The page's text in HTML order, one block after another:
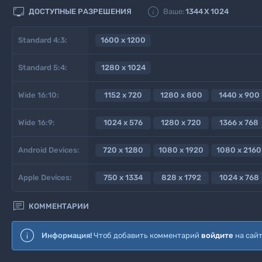
 ДОСТУПНЫЕ РАЗРЕШЕНИЯ  Ваше:1344X1024
Standard 4:3: 1600 x 1200
Standard 5:4: 1280 x 1024
Wide 16:10: 1152 x 720 1280 x 800 1440 x 900
Wide 16:9: 1024 x 576 1280 x 720 1366 x 768
Android Devices: 720 x 1280 1080 x 1920 1080 x 2160
Apple Devices: 750 x 1334 828 x 1792 1024 x 768
 КОММЕНТАРИИ
Информация! Чтоб добавить комментарий войдите на